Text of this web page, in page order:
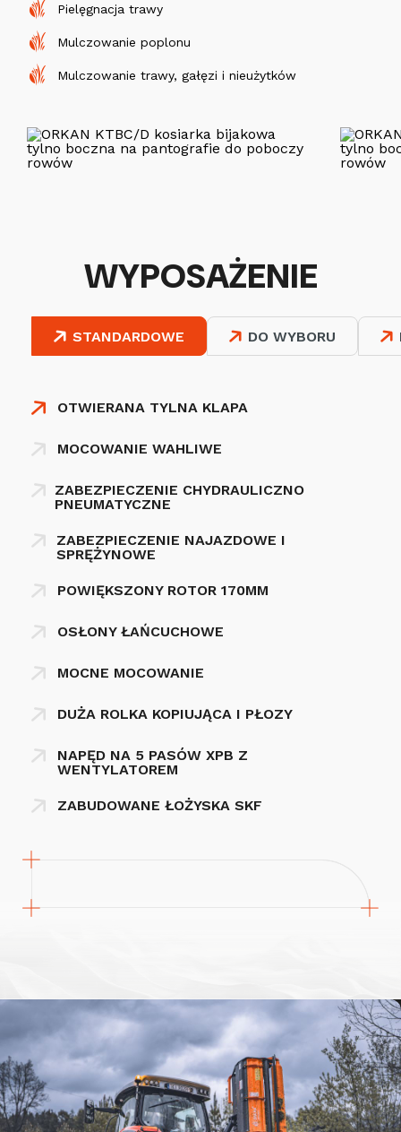
Pielęgnacja trawy
Mulczowanie poplonu
Mulczowanie trawy, gałęzi i nieużytków
WYPOSAŻENIE
STANDARDOWE DO WYBORU
OTWIERANA TYLNA KLAPA
MOCOWANIE WAHLIWE
ZABEZPIECZENIE CHYDRAULICZNO
PNEUMATYCZNE
ZABEZPIECZENIE NAJAZDOWE I
SPRĘŻYNOWE
POWIĘKSZONY ROTOR 170MM
OSŁONY ŁAŃCUCHOWE
MOCNE MOCOWANIE
DUŻA ROLKA KOPIUJĄCA I PŁOZY
NAPĘD NA 5 PASÓW XPB Z
WENTYLATOREM
ZABUDOWANE ŁOŻYSKA SKF